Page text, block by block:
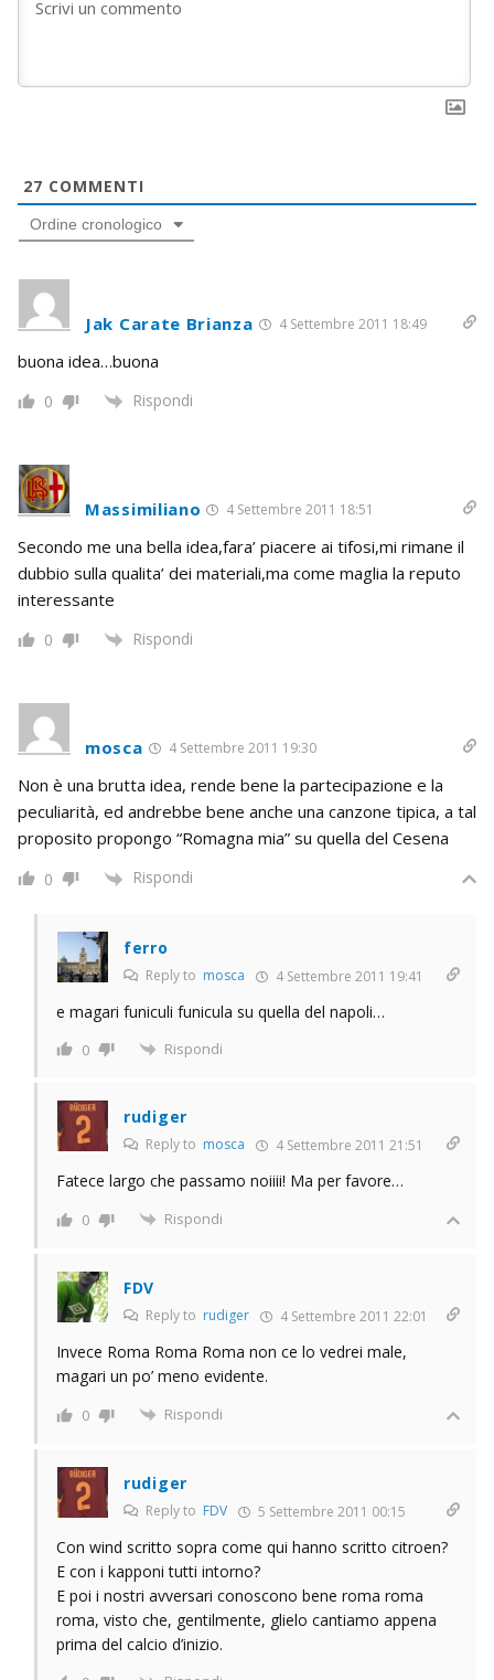
27 COMMENTI
Ordine cronologico
Jak Carate Brianza 4 Settembre 2011 18:49
buona idea…buona
0 Rispondi
Massimiliano 4 Settembre 2011 18:51
Secondo me una bella idea,fara’ piacere ai tifosi,mi rimane il
dubbio sulla qualita’ dei materiali,ma come maglia la reputo
interessante
0 Rispondi
mosca 4 Settembre 2011 19:30
Non è una brutta idea, rende bene la partecipazione e la
peculiarità, ed andrebbe bene anche una canzone tipica, a tal
proposito propongo “Romagna mia” su quella del Cesena
0 Rispondi
ferro
Reply to mosca 4 Settembre 2011 19:41
e magari funiculi funicula su quella del napoli…
0 Rispondi
rudiger
Reply to mosca 4 Settembre 2011 21:51
Fatece largo che passamo noiiii! Ma per favore…
0 Rispondi
FDV
Reply to rudiger 4 Settembre 2011 22:01
Invece Roma Roma Roma non ce lo vedrei male,
magari un po’ meno evidente.
0 Rispondi
rudiger
Reply to FDV 5 Settembre 2011 00:15
Con wind scritto sopra come qui hanno scritto citroen?
E con i kapponi tutti intorno?
E poi i nostri avversari conoscono bene roma roma
roma, visto che, gentilmente, glielo cantiamo appena
prima del calcio d’inizio.